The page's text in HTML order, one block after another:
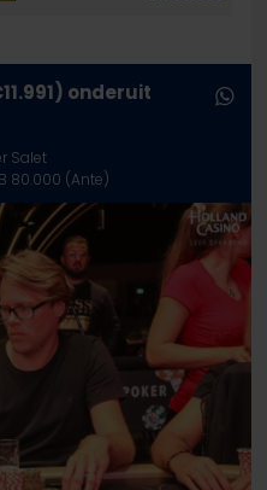
onderuit
Salet
80.000 (Ante)